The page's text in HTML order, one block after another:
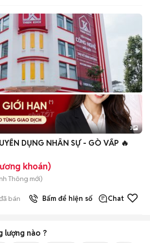
3
DỤNG NHÂN SỰ - GÒ VẤP 🔥
khoán)
Thông mới)
bán Bấm để hiện số Chat
lượng nào ?